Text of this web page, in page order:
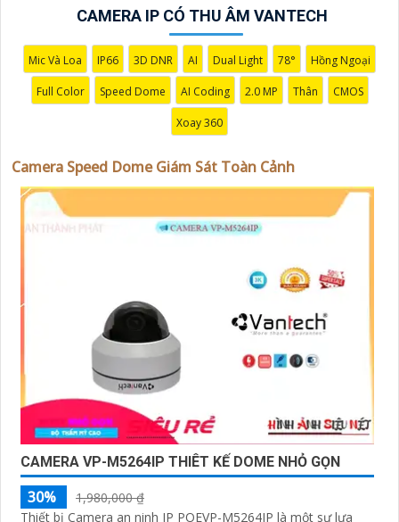
Sát Toàn Cảnh đáng để bạn cân nhắc khi cần một giải
pháp an ninh đáng tin cậy.
CAMERA IP CÓ THU ÂM VANTECH
Mic Và Loa IP66 3D DNR AI Dual Light 78° Hồng Ngoại
Full Color Speed Dome AI Coding 2.0 MP Thân CMOS
Xoay 360
Camera Speed Dome Giám Sát Toàn Cảnh
CAMERA VP-M5264IP THIÊT KẾ DOME NHỎ GỌN
30%
1,980,000 ₫
Thiết bị Camera an ninh IP POEVP-M5264IP là một sự lựa